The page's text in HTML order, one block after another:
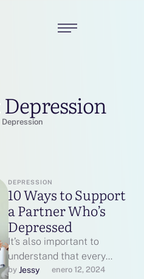
Depression
Depression
DEPRESSION
10 Ways to Support
a Partner Who’s
Depressed
It’s also important to
understand that every
person’s experience with
by Jessy enero 12, 2024